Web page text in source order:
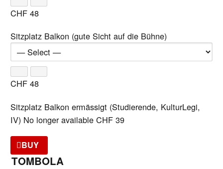
CHF 48
Sitzplatz Balkon (gute Sicht auf die Bühne)
CHF 48
Sitzplatz Balkon ermässigt (Studierende, KulturLegi,
IV) No longer available CHF 39
BUY
TOMBOLA